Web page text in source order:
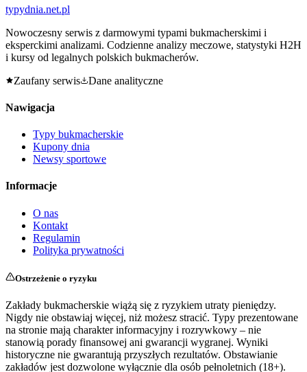
typydnia.net.pl
Nowoczesny serwis z darmowymi typami bukmacherskimi i
eksperckimi analizami. Codzienne analizy meczowe, statystyki H2H
i kursy od legalnych polskich bukmacherów.
Zaufany serwis
Dane analityczne
Nawigacja
Typy bukmacherskie
Kupony dnia
Newsy sportowe
Informacje
O nas
Kontakt
Regulamin
Polityka prywatności
Ostrzeżenie o ryzyku
Zakłady bukmacherskie wiążą się z ryzykiem utraty pieniędzy.
Nigdy nie obstawiaj więcej, niż możesz stracić. Typy prezentowane
na stronie mają charakter informacyjny i rozrywkowy – nie
stanowią porady finansowej ani gwarancji wygranej. Wyniki
historyczne nie gwarantują przyszłych rezultatów. Obstawianie
zakładów jest dozwolone wyłącznie dla osób pełnoletnich (18+).